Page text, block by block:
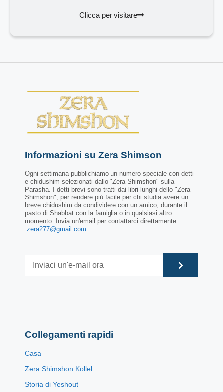
Clicca per visitare
Informazioni su Zera Shimson
Ogni settimana pubblichiamo un numero speciale con detti
e chidushim selezionati dallo "Zera Shimshon" sulla
Parasha. I detti brevi sono tratti dai libri lunghi dello "Zera
Shimshon", per rendere più facile per chi studia avere un
breve chidushim da condividere con un amico, durante il
pasto di Shabbat con la famiglia o in qualsiasi altro
momento. Invia un'email per contattarci direttamente.
zera277@gmail.com
Collegamenti rapidi
Casa
Zera Shimshon Kollel
Storia di Yeshout